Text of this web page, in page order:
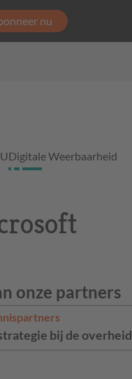
nu
Digitale Weerbaarheid
onze partners
bij de overheid